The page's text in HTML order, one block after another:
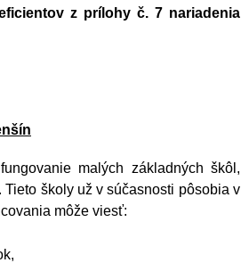
z prílohy č. 7 nariadenia
malých základných škôl,
školy už v súčasnosti pôsobia v
môže viesť: